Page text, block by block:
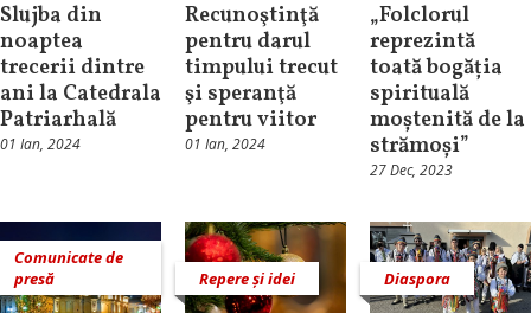
Slujba din
noaptea
trecerii dintre
ani la Catedrala
Patriarhală
01 Ian, 2024
Recunoştinţă
pentru darul
timpului trecut
şi speranţă
pentru viitor
01 Ian, 2024
„Folclorul
reprezintă
toată bogăția
spirituală
moștenită de la
strămoși”
27 Dec, 2023
Comunicate de
presă
Repere și idei Diaspora